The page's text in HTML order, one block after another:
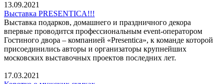
13.09.2021
Выставка PRESENTICA!!!
Выставка подарков, домашнего и праздничного декора
впервые проводится профессиональным event-оператором
Гостиного двора – компанией «Presentica», к команде которой
присоединились авторы и организаторы крупнейших
московских выставочных проектов последних лет.
17.03.2021